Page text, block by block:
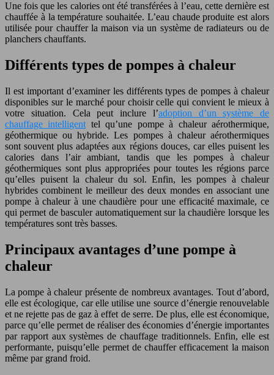
Une fois que les calories ont été transférées à l’eau, cette dernière est
chauffée à la température souhaitée. L’eau chaude produite est alors
utilisée pour chauffer la maison via un système de radiateurs ou de
planchers chauffants.
Différents types de pompes à chaleur
Il est important d’examiner les différents types de pompes à chaleur
disponibles sur le marché pour choisir celle qui convient le mieux à
votre situation. Cela peut inclure l’adoption d’un système de
chauffage intelligent tel qu’une pompe à chaleur aérothermique,
géothermique ou hybride. Les pompes à chaleur aérothermiques
sont souvent plus adaptées aux régions douces, car elles puisent les
calories dans l’air ambiant, tandis que les pompes à chaleur
géothermiques sont plus appropriées pour toutes les régions parce
qu’elles puisent la chaleur du sol. Enfin, les pompes à chaleur
hybrides combinent le meilleur des deux mondes en associant une
pompe à chaleur à une chaudière pour une efficacité maximale, ce
qui permet de basculer automatiquement sur la chaudière lorsque les
températures sont très basses.
Principaux avantages d’une pompe à
chaleur
La pompe à chaleur présente de nombreux avantages. Tout d’abord,
elle est écologique, car elle utilise une source d’énergie renouvelable
et ne rejette pas de gaz à effet de serre. De plus, elle est économique,
parce qu’elle permet de réaliser des économies d’énergie importantes
par rapport aux systèmes de chauffage traditionnels. Enfin, elle est
performante, puisqu’elle permet de chauffer efficacement la maison
même par grand froid.